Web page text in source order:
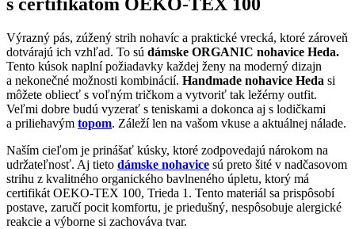
Výrazný pás, zúžený strih nohavíc a praktické vrecká, ktoré zároveň
dotvárajú ich vzhľad. To sú dámske ORGANIC nohavice Heda.
Tento kúsok naplní požiadavky každej ženy na moderný dizajn
a nekonečné možnosti kombinácií. Handmade nohavice Heda si
môžete obliecť s voľným tričkom a vytvoriť tak ležérny outfit.
Veľmi dobre budú vyzerať s teniskami a dokonca aj s lodičkami
a priliehavým topom. Záleží len na vašom vkuse a aktuálnej nálade.
Naším cieľom je prinášať kúsky, ktoré zodpovedajú nárokom na
udržateľnosť. Aj tieto dámske nohavice sú preto šité v nadčasovom
strihu z kvalitného organického bavlneného úpletu, ktorý má
certifikát OEKO-TEX 100, Trieda 1. Tento materiál sa prispôsobí
postave, zaručí pocit komfortu, je priedušný, nespôsobuje alergické
reakcie a výborne si zachováva tvar.